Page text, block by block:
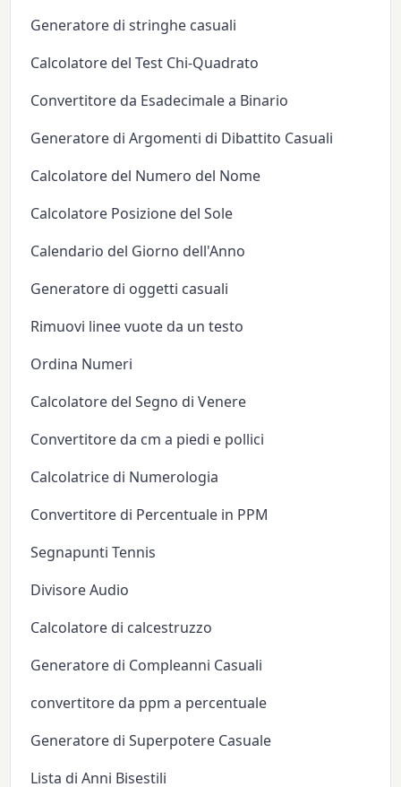
Generatore di stringhe casuali
Calcolatore del Test Chi-Quadrato
Convertitore da Esadecimale a Binario
Generatore di Argomenti di Dibattito Casuali
Calcolatore del Numero del Nome
Calcolatore Posizione del Sole
Calendario del Giorno dell'Anno
Generatore di oggetti casuali
Rimuovi linee vuote da un testo
Ordina Numeri
Calcolatore del Segno di Venere
Convertitore da cm a piedi e pollici
Calcolatrice di Numerologia
Convertitore di Percentuale in PPM
Segnapunti Tennis
Divisore Audio
Calcolatore di calcestruzzo
Generatore di Compleanni Casuali
convertitore da ppm a percentuale
Generatore di Superpotere Casuale
Lista di Anni Bisestili